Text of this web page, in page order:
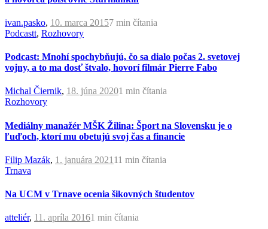
ivan.pasko, 10. marca 20157 min čítania
Podcastt, Rozhovory
Podcast: Mnohí spochybňujú, čo sa dialo počas 2. svetovej
vojny, a to ma dosť štvalo, hovorí filmár Pierre Fabo
Michal Čiernik, 18. júna 20201 min čítania
Rozhovory
Mediálny manažér MŠK Žilina: Šport na Slovensku je o
ľuďoch, ktorí mu obetujú svoj čas a financie
Filip Mazák, 1. januára 2021 11 min čítania
Trnava
Na UCM v Trnave ocenia šikovných študentov
atteliér, 11. apríla 20161 min čítania